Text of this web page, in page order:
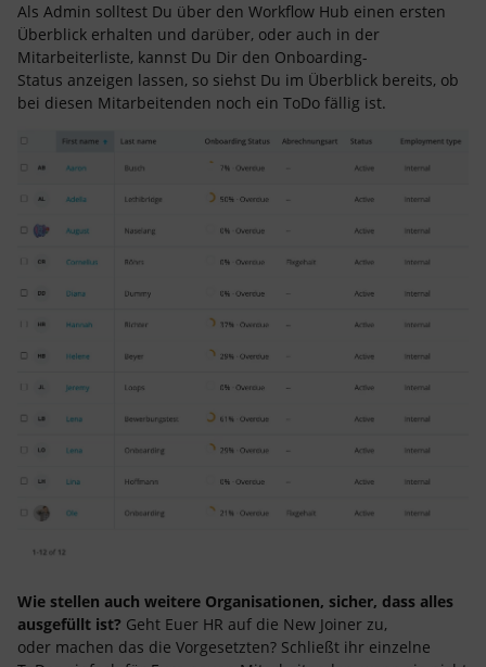
Als Admin solltest Du über den Workflow Hub einen ersten
Überblick erhalten und darüber, oder auch in der
Mitarbeiterliste, kannst Du Dir den Onboarding-
Status anzeigen lassen, so siehst Du im Überblick bereits, ob
bei diesen Mitarbeitenden noch ein ToDo fällig ist.
Wie stellen auch weitere Organisationen, sicher, dass alles
ausgefüllt ist? Geht Euer HR auf die New Joiner zu,
oder machen das die Vorgesetzten? Schließt ihr einzelne